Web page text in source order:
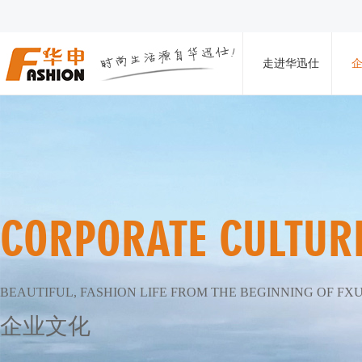
走进华迅仕
CORPORATE
BEAUTIFUL, FASHION LIFE FROM THE BEGINNING OF
企业文化